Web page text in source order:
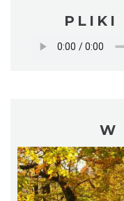
PLIKI
W